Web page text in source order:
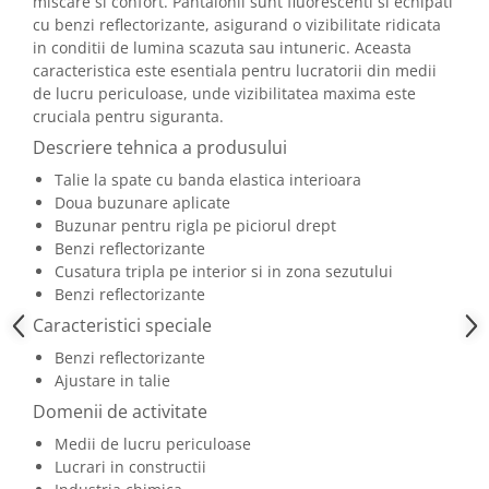
Camasi
Pantaloni
Pantaloni cu pieptar
Hanorace
Jachete
Impermeabile
Veste
Reflectorizante
Incaltaminte
Incaltaminte de lucru si protectie
Incaltaminte de oras si munte
Echipamente medicale
Manusi de protectie
Accesorii pentru protectia capului
Casti de protectie
Antifoane
Ochelari de protectie si viziere
cu benzi reflectorizante, asigurand o vizibilitate ridicata
in conditii de lumina scazuta sau intuneric. Aceasta
caracteristica este esentiala pentru lucratorii din medii
de lucru periculoase, unde vizibilitatea maxima este
cruciala pentru siguranta.
Descriere tehnica a produsului
Talie la spate cu banda elastica interioara
Doua buzunare aplicate
Buzunar pentru rigla pe piciorul drept
Benzi reflectorizante
Cusatura tripla pe interior si in zona sezutului
Benzi reflectorizante
Caracteristici speciale
Benzi reflectorizante
Ajustare in talie
Domenii de activitate
Medii de lucru periculoase
Lucrari in constructii